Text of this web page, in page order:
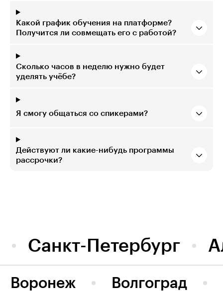
Какой график обучения на платформе?
Получится ли совмещать его с работой?
Сколько часов в неделю нужно будет
уделять учёбе?
Я смогу общаться со спикерами?
Действуют ли какие-нибудь программы
рассрочки?
Санкт-Петербург
Волгоград
Воронеж